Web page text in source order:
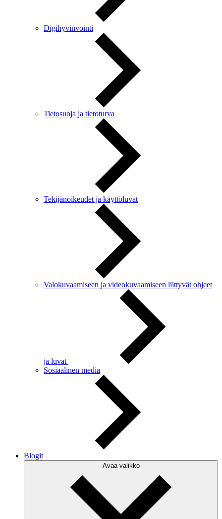
Digihyvinvointi
Tietosuoja ja tietoturva
Tekijänoikeudet ja käyttöluvat
Valokuvaamiseen ja videokuvaamiseen liittyvät ohjeet
ja luvat
Sosiaalinen media
Blogit
Avaa valikko